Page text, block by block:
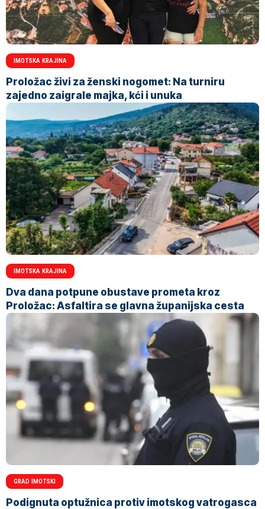
IMOTSKA KRAJINA
Proložac živi za ženski nogomet: Na turniru
zajedno zaigrale majka, kći i unuka
IMOTSKA KRAJINA
Dva dana potpune obustave prometa kroz
Proložac: Asfaltira se glavna županijska cesta
GRAD IMOTSKI
Podignuta optužnica protiv imotskog vatrogasca